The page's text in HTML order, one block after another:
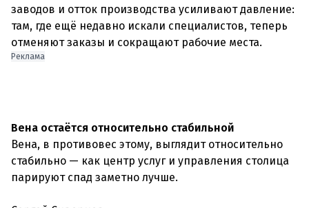
заводов и отток производства усиливают давление:
там, где ещё недавно искали специалистов, теперь
отменяют заказы и сокращают рабочие места.
Реклама
Вена остаётся относительно стабильной
Вена, в противовес этому, выглядит относительно
стабильно — как центр услуг и управления столица
парируют спад заметно лучше.